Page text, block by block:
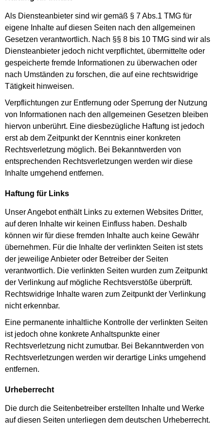
Als Diensteanbieter sind wir gemäß § 7 Abs.1 TMG für
eigene Inhalte auf diesen Seiten nach den allgemeinen
Gesetzen verantwortlich. Nach §§ 8 bis 10 TMG sind wir als
Diensteanbieter jedoch nicht verpflichtet, übermittelte oder
gespeicherte fremde Informationen zu überwachen oder
nach Umständen zu forschen, die auf eine rechtswidrige
Tätigkeit hinweisen.
Verpflichtungen zur Entfernung oder Sperrung der Nutzung
von Informationen nach den allgemeinen Gesetzen bleiben
hiervon unberührt. Eine diesbezügliche Haftung ist jedoch
erst ab dem Zeitpunkt der Kenntnis einer konkreten
Rechtsverletzung möglich. Bei Bekanntwerden von
entsprechenden Rechtsverletzungen werden wir diese
Inhalte umgehend entfernen.
Haftung für Links
Unser Angebot enthält Links zu externen Websites Dritter,
auf deren Inhalte wir keinen Einfluss haben. Deshalb
können wir für diese fremden Inhalte auch keine Gewähr
übernehmen. Für die Inhalte der verlinkten Seiten ist stets
der jeweilige Anbieter oder Betreiber der Seiten
verantwortlich. Die verlinkten Seiten wurden zum Zeitpunkt
der Verlinkung auf mögliche Rechtsverstöße überprüft.
Rechtswidrige Inhalte waren zum Zeitpunkt der Verlinkung
nicht erkennbar.
Eine permanente inhaltliche Kontrolle der verlinkten Seiten
ist jedoch ohne konkrete Anhaltspunkte einer
Rechtsverletzung nicht zumutbar. Bei Bekanntwerden von
Rechtsverletzungen werden wir derartige Links umgehend
entfernen.
Urheberrecht
Die durch die Seitenbetreiber erstellten Inhalte und Werke
auf diesen Seiten unterliegen dem deutschen Urheberrecht.